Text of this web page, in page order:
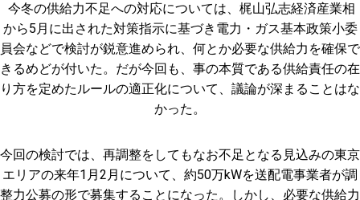
今冬の供給力不足への対応については、梶山弘志経済産業相
から5月に出された対策指示に基づき電力・ガス基本政策小委
員会などで検討が鋭意進められ、何とか必要な供給力を確保で
きるめどが付いた。だが今回も、事の本質である供給責任の在
り方を定めたルールの適正化について、議論が深まることはな
かった。
今回の検討では、再調整をしてもなお不足となる見込みの東京
エリアの来年1月2月について、約50万kWを送配電事業者が調
整力公募の形で募集することになった。しかし、必要な供給力